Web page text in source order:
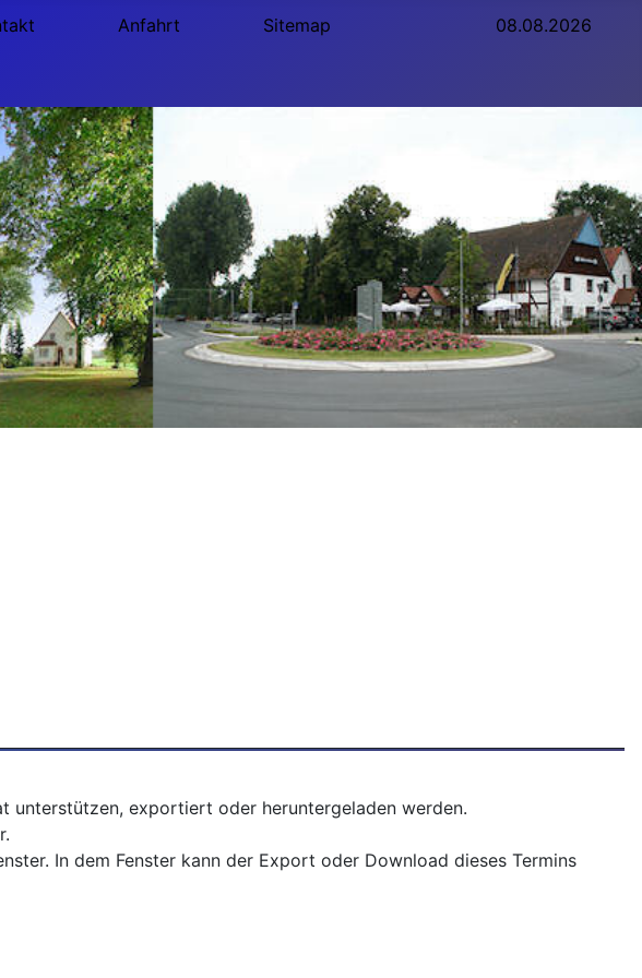
Anfahrt Sitemap 08.08.2026
unterstützen, exportiert oder heruntergeladen werden.
In dem Fenster kann der Export oder Download dieses Termins